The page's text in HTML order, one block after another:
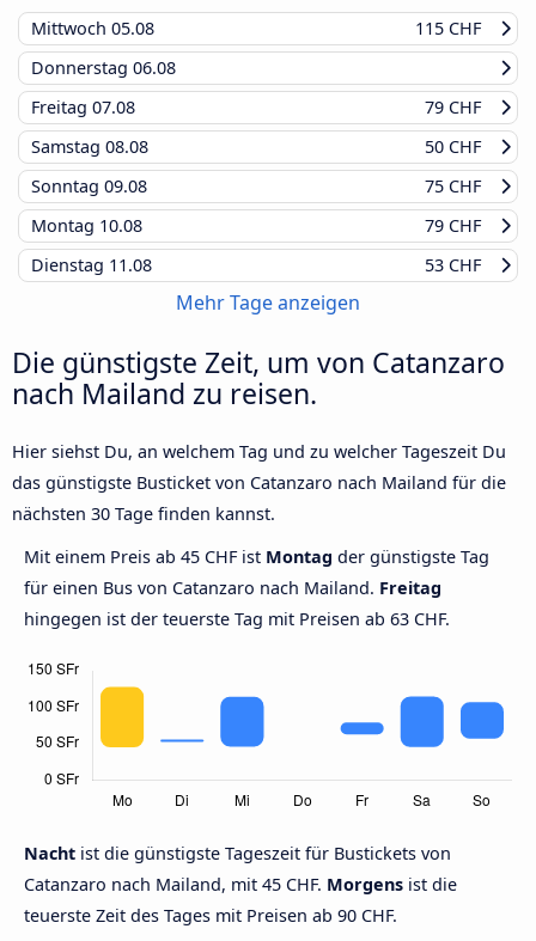
Mittwoch 05.08
115 CHF
Donnerstag 06.08
Freitag 07.08
79 CHF
Samstag 08.08
50 CHF
Sonntag 09.08
75 CHF
Montag 10.08
79 CHF
Dienstag 11.08 53 CHF
Mehr Tage anzeigen
Die günstigste Zeit, um von Catanzaro
nach Mailand zu reisen.
Hier siehst Du, an welchem Tag und zu welcher Tageszeit Du
das günstigste Busticket von Catanzaro nach Mailand für die
nächsten 30 Tage finden kannst.
Mit einem Preis ab 45 CHF ist Montag der günstigste Tag
für einen Bus von Catanzaro nach Mailand. Freitag
hingegen ist der teuerste Tag mit Preisen ab 63 CHF.
Nacht ist die günstigste Tageszeit für Bustickets von
Catanzaro nach Mailand, mit 45 CHF. Morgens ist die
teuerste Zeit des Tages mit Preisen ab 90 CHF.